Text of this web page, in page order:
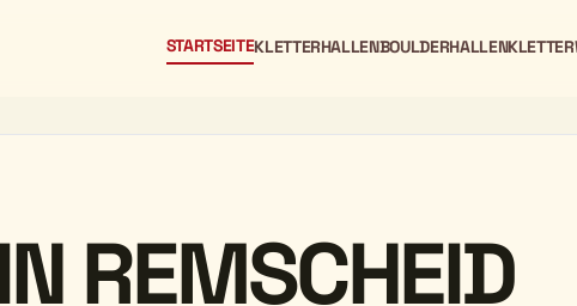
STARTSEITEKLETTERHALLENBOULDERHALLEN
REMSCHEID